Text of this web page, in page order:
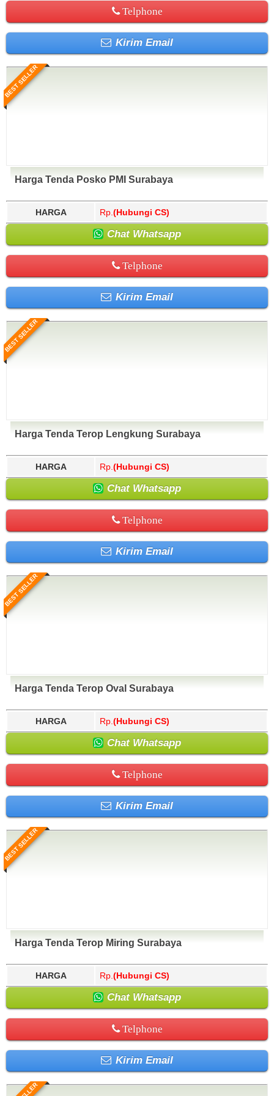
Telphone
Kirim Email
BEST SELLER
Harga Tenda Posko PMI Surabaya
HARGA Rp. (Hubungi CS)
Chat Whatsapp
Telphone
Kirim Email
BEST SELLER
Harga Tenda Terop Lengkung Surabaya
HARGA Rp. (Hubungi CS)
Chat Whatsapp
Telphone
Kirim Email
BEST SELLER
Harga Tenda Terop Oval Surabaya
HARGA Rp. (Hubungi CS)
Chat Whatsapp
Telphone
Kirim Email
BEST SELLER
Harga Tenda Terop Miring Surabaya
HARGA Rp. (Hubungi CS)
Chat Whatsapp
Telphone
Kirim Email